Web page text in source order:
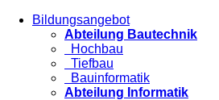
Bildungsangebot
Abteilung Bautechnik
Hochbau
Tiefbau
Bauinformatik
Abteilung Informatik